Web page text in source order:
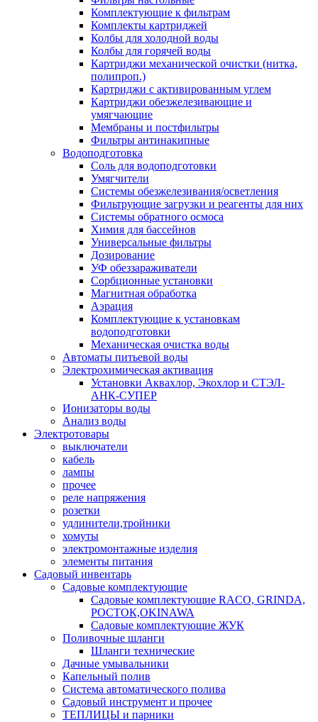
Комплектующие к фильтрам
Комплекты картриджей
Колбы для холодной воды
Колбы для горячей воды
Картриджи механической очистки (нитка,
полипроп.)
Картриджи с активированным углем
Картриджи обезжелезивающие и
умягчающие
Мембраны и постфильтры
Фильтры антинакипные
Водоподготовка
Соль для водоподготовки
Умягчители
Системы обезжелезивания/осветления
Фильтрующие загрузки и реагенты для них
Системы обратного осмоса
Химия для бассейнов
Универсальные фильтры
Дозирование
УФ обеззараживатели
Сорбционные установки
Магнитная обработка
Аэрация
Комплектующие к установкам
водоподготовки
Механическая очистка воды
Автоматы питьевой воды
Электрохимическая активация
Установки Аквахлор, Экохлор и СТЭЛ-
АНК-СУПЕР
Ионизаторы воды
Анализ воды
Электротовары
выключатели
кабель
лампы
прочее
реле напряжения
розетки
удлинители,тройники
хомуты
электромонтажные изделия
элементы питания
Садовый инвентарь
Садовые комплектующие
Садовые комплектующие RACO, GRINDA,
РОСТОК,OKINAWA
Садовые комплектующие ЖУК
Поливочные шланги
Шланги технические
Дачные умывальники
Капельный полив
Система автоматического полива
Садовый инструмент и прочее
ТЕПЛИЦЫ и парники